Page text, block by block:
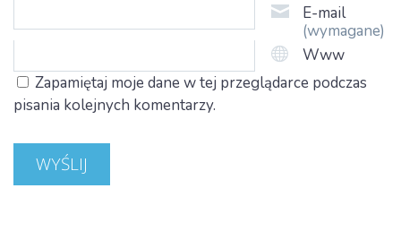
E-mail
(wymagane)
Www
Zapamiętaj moje dane w tej przeglądarce podczas
pisania kolejnych komentarzy.